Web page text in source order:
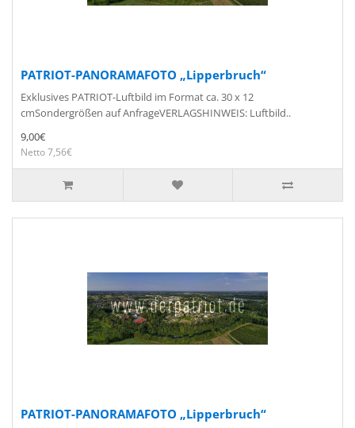
PATRIOT-PANORAMAFOTO „Lipperbruch“
Exklusives PATRIOT-Luftbild im Format ca. 30 x 12
cmSondergrößen auf AnfrageVERLAGSHINWEIS: Luftbild..
9,00€
Netto 7,56€
PATRIOT-PANORAMAFOTO „Lipperbruch“